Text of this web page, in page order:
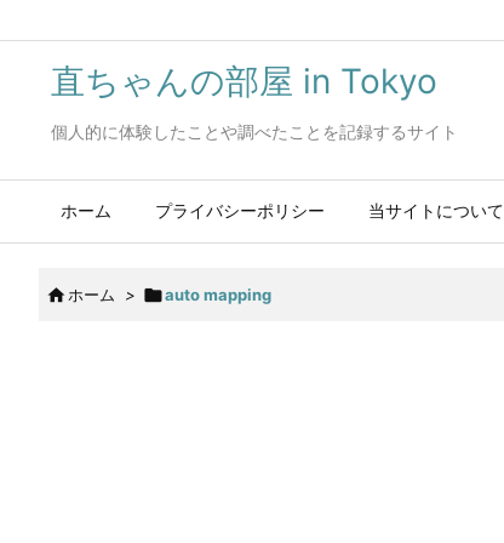
直ちゃんの部屋 in Tokyo
個人的に体験したことや調べたことを記録するサイト
ホーム プライバシーポリシー 当サイトについて
 ホーム > auto mapping